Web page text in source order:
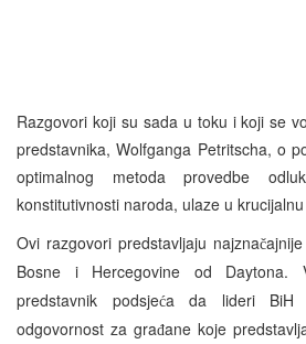
Razgovori koji su sada u toku i koji se
predstavnika, Wolfganga Petritscha, o
optimalnog metoda provedbe
konstitutivnosti naroda, ulaze u
Ovi razgovori predstavljaju najznač
Bosne i Hercegovine od Daytona.
predstavnik podsjeća da lideri BiH
odgovornost za građane koje